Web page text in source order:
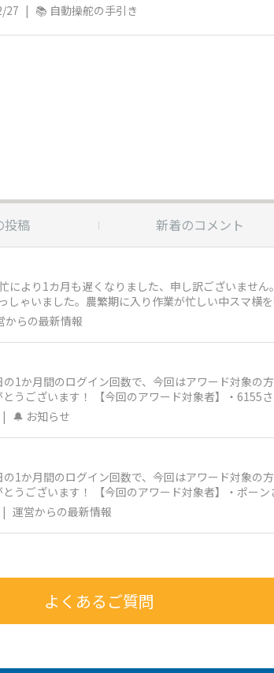
27 | 📚 自動操舵の手引き
投稿 新着のコメント
により1カ月も遅くなりました、申し訳ございませ
しゃいました。農繁期に入り作業が忙しい中スマ横
からの最新情報
1か月間のログイン回数で、今回はアワード対象の
うございます！ 【今回のアワード対象者】・6155
| 🔔 お知らせ
1か月間のログイン回数で、今回はアワード対象の
うございます！ 【今回のアワード対象者】・ポー
| 運営からの最新情報
よくあるご質問